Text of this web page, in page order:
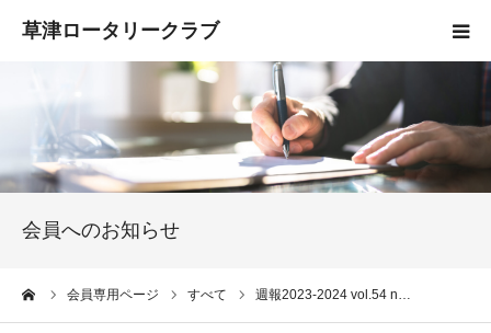
会員へのお知らせ
会員専用ページ すべて 週報2023-2024 vol.54 n…
クラブ概要
入会案内